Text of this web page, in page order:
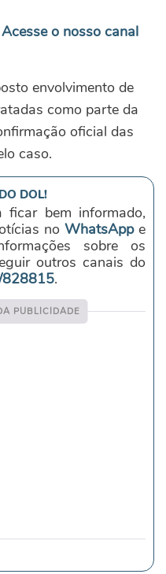
Acesse o nosso canal
envolvimento de
como parte da
oficial das
caso.
DOL!
ficar bem informado,
noWhatsAppe
sobre os
outros canais do
828815.